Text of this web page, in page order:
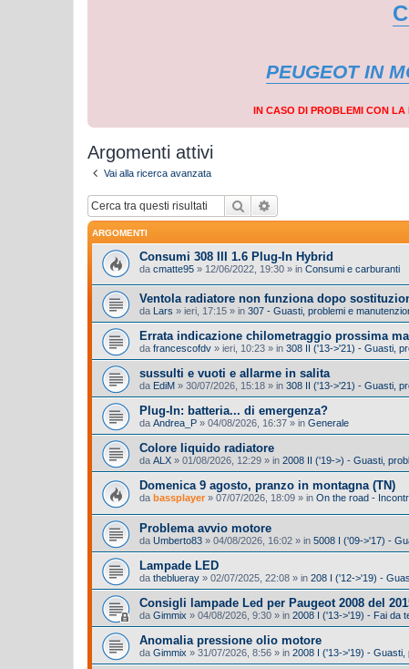
PEUGEOT IN
IN CASO DI PROBLEMI CON
Argomenti attivi
Vai alla ricerca avanzata
Cerca
ARGOMENTI
Consumi 308 III 1.6 Plug-In Hybrid
da cmatte95 » 12/06/2022, 19:30 » in Consumi e carburanti
Ventola radiatore non funziona dopo
da Lars » ieri, 17:15 » in 307 - Guasti, problemi e
Errata indicazione chilometraggio prossima
da francescofdv » ieri, 10:23 » in 308 II ('13->'21) - Guasti,
sussulti e vuoti e allarme in salita
da EdiM » 30/07/2026, 15:18 » in 308 II ('13->'21) - Guasti,
Plug-In: batteria... di emergenza?
da Andrea_P » 04/08/2026, 16:37 » in Generale
Colore liquido radiatore
da ALX » 01/08/2026, 12:29 » in 2008 II ('19->) - Guasti,
Domenica 9 agosto, pranzo in montagna (TN)
da bassplayer » 07/07/2026, 18:09 » in On the road -
Problema avvio motore
da Umberto83 » 04/08/2026, 16:02 » in 5008 I ('09->'17) -
Lampade LED
da theblueray » 02/07/2025, 22:08 » in 208 I ('12->'19) -
Consigli lampade Led per Paugeot 2008 del
da Gimmix » 04/08/2026, 9:30 » in 2008 I ('13->'19) - Fai da
Anomalia pressione olio motore
da Gimmix » 31/07/2026, 8:56 » in 2008 I ('13->'19) - Guasti,